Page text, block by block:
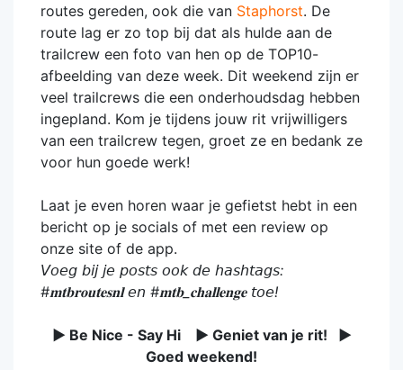
routes gereden, ook die van Staphorst. De
route lag er zo top bij dat als hulde aan de
trailcrew een foto van hen op de TOP10-
afbeelding van deze week. Dit weekend zijn er
veel trailcrews die een onderhoudsdag hebben
ingepland. Kom je tijdens jouw rit vrijwilligers
van een trailcrew tegen, groet ze en bedank ze
voor hun goede werk!
Laat je even horen waar je gefietst hebt in een
bericht op je socials of met een review op
onze site of de app.
𝘝𝘰𝘦𝘨 𝘣𝘪𝘫 𝘫𝘦 𝘱𝘰𝘴𝘵𝘴 𝘰𝘰𝘬 𝘥𝘦 𝘩𝘢𝘴𝘩𝘵𝘢𝘨𝘴:
#𝐦𝐭𝐛𝐫𝐨𝐮𝐭𝐞𝐬𝐧𝐥 𝘦𝘯 #𝐦𝐭𝐛_𝐜𝐡𝐚𝐥𝐥𝐞𝐧𝐠𝐞 𝘵𝘰𝘦!
► Be Nice - Say Hi ► Geniet van je rit! ►
Goed weekend!